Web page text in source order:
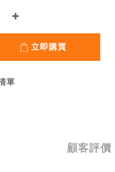
立即購買
單
顧客評價